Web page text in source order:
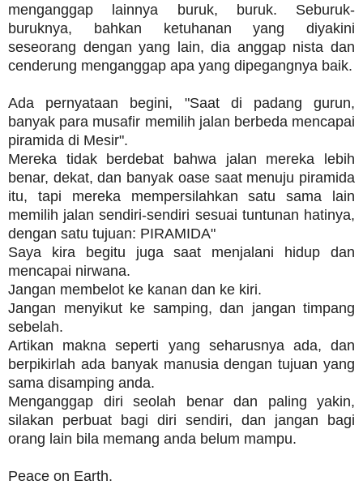
menganggap lainnya buruk, buruk. Seburuk-
buruknya, bahkan ketuhanan yang diyakini
seseorang dengan yang lain, dia anggap nista dan
cenderung menganggap apa yang dipegangnya baik.
Ada pernyataan begini, "Saat di padang gurun,
banyak para musafir memilih jalan berbeda mencapai
piramida di Mesir".
Mereka tidak berdebat bahwa jalan mereka lebih
benar, dekat, dan banyak oase saat menuju piramida
itu, tapi mereka mempersilahkan satu sama lain
memilih jalan sendiri-sendiri sesuai tuntunan hatinya,
dengan satu tujuan: PIRAMIDA"
Saya kira begitu juga saat menjalani hidup dan
mencapai nirwana.
Jangan membelot ke kanan dan ke kiri.
Jangan menyikut ke samping, dan jangan timpang
sebelah.
Artikan makna seperti yang seharusnya ada, dan
berpikirlah ada banyak manusia dengan tujuan yang
sama disamping anda.
Menganggap diri seolah benar dan paling yakin,
silakan perbuat bagi diri sendiri, dan jangan bagi
orang lain bila memang anda belum mampu.
Peace on Earth.